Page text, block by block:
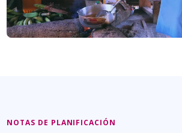
NOTAS DE PLANIFICACIÓN